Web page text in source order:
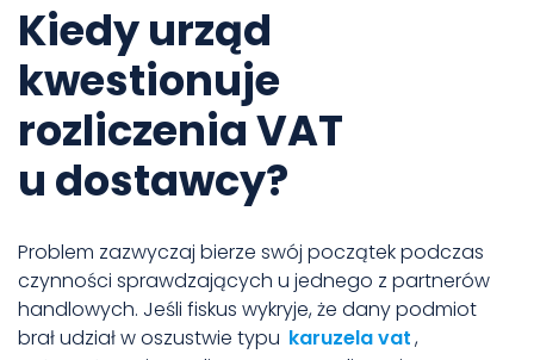
Kiedy urząd
kwestionuje
rozliczenia VAT
u dostawcy?
Problem zazwyczaj bierze swój początek podczas
czynności sprawdzających u jednego z partnerów
handlowych. Jeśli fiskus wykryje, że dany podmiot
brał udział w oszustwie typu karuzela vat,